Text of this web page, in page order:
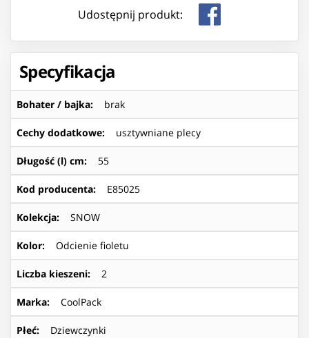
Udostępnij produkt:
Specyfikacja
Bohater / bajka: brak
Cechy dodatkowe: usztywniane plecy
Długość (l) cm: 55
Kod producenta: E85025
Kolekcja: SNOW
Kolor: Odcienie fioletu
Liczba kieszeni: 2
Marka: CoolPack
Płeć: Dziewczynki